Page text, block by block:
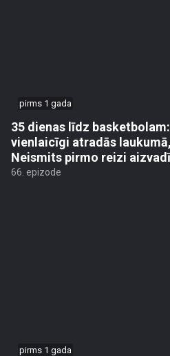
pirms 1 gada
35 dienas līdz
vienlaicīgi atradās
Neismits pirmo reizi
66. epizode
pirms 1 gada